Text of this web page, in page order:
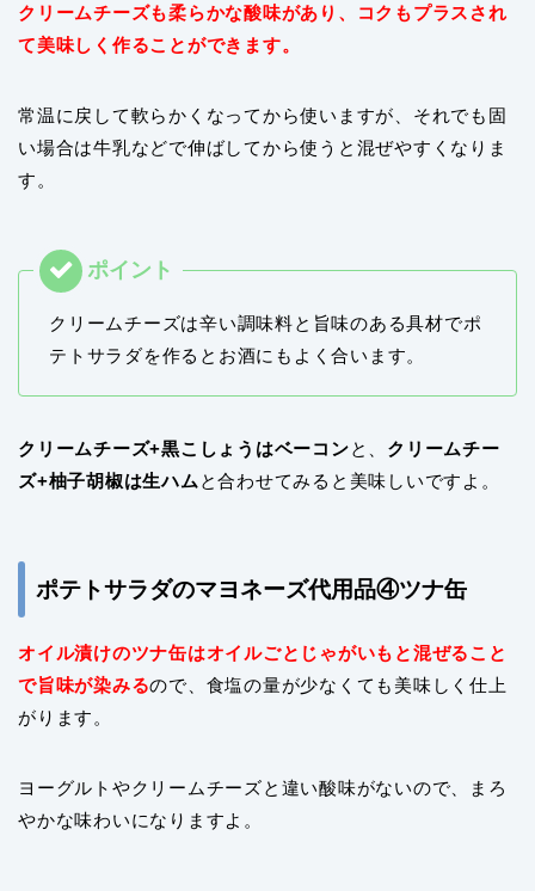
クリームチーズも柔らかな酸味があり、コクもプラスされ
て美味しく作ることができます。
常温に戻して軟らかくなってから使いますが、それでも固
い場合は牛乳などで伸ばしてから使うと混ぜやすくなりま
す。
クリームチーズは辛い調味料と旨味のある具材でポ
テトサラダを作るとお酒にもよく合います。
クリームチーズ+黒こしょうはベーコンと、 クリームチー
ズ+柚子胡椒は生ハム と合わせてみると美味しいですよ。
ポテトサラダのマヨネーズ代用品④ツナ缶
オイル漬けのツナ缶はオイルごとじゃがいもと混ぜること
で旨味が染みるので、食塩の量が少なくても美味しく仕上
がります。
ヨーグルトやクリームチーズと違い酸味がないので、まろ
やかな味わいになりますよ。